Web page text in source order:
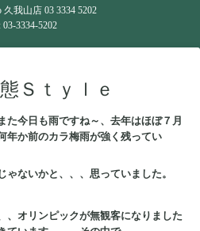
我山店 03 3334 5202
03-3334-5202
Ｓｔｙｌｅ
た今日も雨ですね～、去年はほぼ７月
年か前のカラ梅雨が強く残ってい
ないかと、、、思っていました。
、オリンピックが無観客になりました